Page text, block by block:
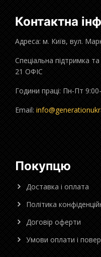
Контактна
Адреса: м. Київ, вул.
Спеціальна підтримка
21 ОФІС
Години праці: Пн-Пт
Email:
Покупцю
Доставка і оплата
Політика
Договір оферти
Умови оплати і